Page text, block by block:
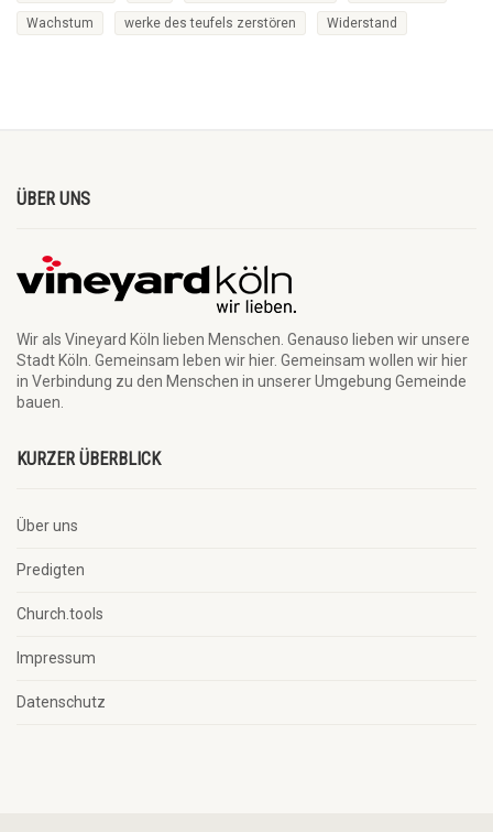
Wachstum werke des teufels zerstören Widerstand
ÜBER UNS
Wir als Vineyard Köln lieben Menschen. Genauso lieben wir unsere
Stadt Köln. Gemeinsam leben wir hier. Gemeinsam wollen wir hier
in Verbindung zu den Menschen in unserer Umgebung Gemeinde
bauen.
KURZER ÜBERBLICK
Über uns
Predigten
Church.tools
Impressum
Datenschutz